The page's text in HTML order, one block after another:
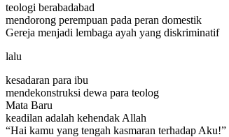
teologi berabadabad
mendorong perempuan pada peran domestik
Gereja menjadi lembaga ayah yang diskriminatif
lalu
kesadaran para ibu
mendekonstruksi dewa para teolog
Mata Baru
keadilan adalah kehendak Allah
“Hai kamu yang tengah kasmaran terhadap Aku!”